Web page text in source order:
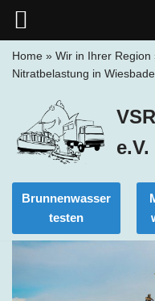
springen
Home » Wir in Ihrer Region
Nitratbelastung in
e.V.
Brunnenwasser
testen